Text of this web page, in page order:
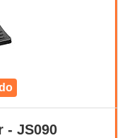
- JS090